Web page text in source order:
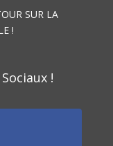
SUR LA
!
!